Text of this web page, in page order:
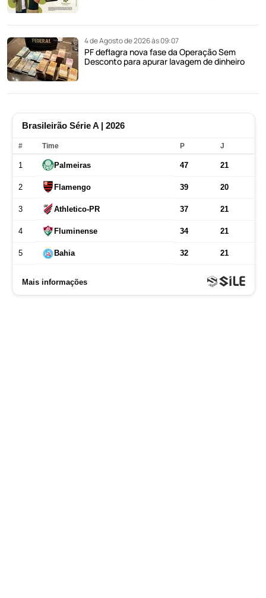
4 de Agosto de 2026 às 09:07
PF deflagra nova fase da Operação Sem
Desconto para apurar lavagem de dinheiro